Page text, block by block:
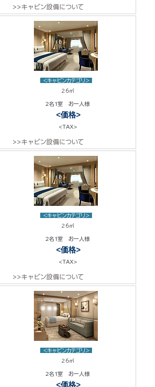
>>キャビン設備について
<キャビンカテゴリ>
26㎡
2名1室 お一人様
<価格>
<TAX>
>>キャビン設備について
<キャビンカテゴリ>
26㎡
2名1室 お一人様
<価格>
<TAX>
>>キャビン設備について
<キャビンカテゴリ>
26㎡
2名1室 お一人様
<価格>